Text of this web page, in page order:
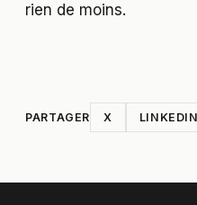
rien de moins.
PARTAGER X LINKEDIN